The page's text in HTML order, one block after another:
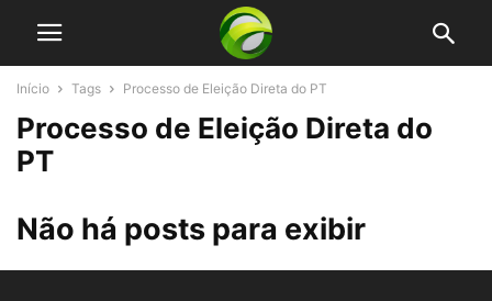
Início Tags Processo de Eleição Direta do PT
Processo de Eleição Direta do
PT
Não há posts para exibir